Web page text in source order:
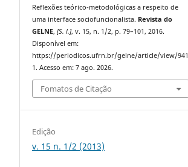
Reflexões teórico-metodológicas a respeito de
uma interface sociofuncionalista. Revista do
GELNE,[S. l.], v. 15, n. 1/2, p. 79–101, 2016.
Disponível em:
https://periodicos.ufrn.br/gelne/article/view/941
1. Acesso em: 7 ago. 2026.
Fomatos de Citação
Edição
v. 15 n. 1/2 (2013)